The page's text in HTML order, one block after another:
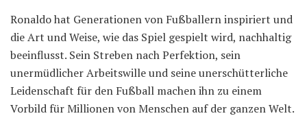
Ronaldo hat Generationen von Fußballern inspiriert und
die Art und Weise, wie das Spiel gespielt wird, nachhaltig
beeinflusst. Sein Streben nach Perfektion, sein
unermüdlicher Arbeitswille und seine unerschütterliche
Leidenschaft für den Fußball machen ihn zu einem
Vorbild für Millionen von Menschen auf der ganzen Welt.